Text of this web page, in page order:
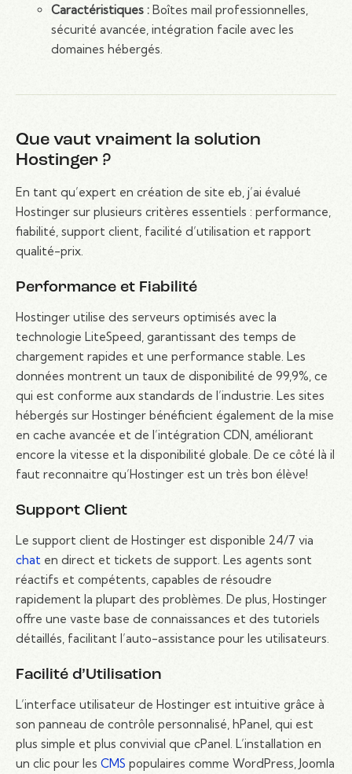
Caractéristiques : Boîtes mail professionnelles,
sécurité avancée, intégration facile avec les
domaines hébergés.
Que vaut vraiment la solution
Hostinger ?
En tant qu’expert en création de site eb, j’ai évalué
Hostinger sur plusieurs critères essentiels : performance,
fiabilité, support client, facilité d’utilisation et rapport
qualité-prix.
Performance et Fiabilité
Hostinger utilise des serveurs optimisés avec la
technologie LiteSpeed, garantissant des temps de
chargement rapides et une performance stable. Les
données montrent un taux de disponibilité de 99,9%, ce
qui est conforme aux standards de l’industrie. Les sites
hébergés sur Hostinger bénéficient également de la mise
en cache avancée et de l’intégration CDN, améliorant
encore la vitesse et la disponibilité globale. De ce côté là il
faut reconnaitre qu’Hostinger est un très bon élève!
Support Client
Le support client de Hostinger est disponible 24/7 via
chat en direct et tickets de support. Les agents sont
réactifs et compétents, capables de résoudre
rapidement la plupart des problèmes. De plus, Hostinger
offre une vaste base de connaissances et des tutoriels
détaillés, facilitant l’auto-assistance pour les utilisateurs.
Facilité d’Utilisation
L’interface utilisateur de Hostinger est intuitive grâce à
son panneau de contrôle personnalisé, hPanel, qui est
plus simple et plus convivial que cPanel. L’installation en
un clic pour les CMS populaires comme WordPress, Joomla